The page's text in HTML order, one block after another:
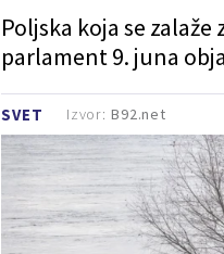
SVET
Poljska koja se
parlament 9. juna
Izvor: B92.net